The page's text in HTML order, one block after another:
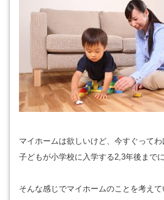
マイホームは欲しいけど、今すぐってわ
子どもが小学校に入学する2,3年後まで
そんな感じでマイホームのことを考えて